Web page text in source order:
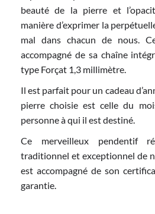
beauté de la pierre et
manière d’exprimer la
mal dans chacun de nous.
accompagné de sa chaîne
type Forçat 1,3 millimètre.
Il est parfait pour un cadeau
pierre choisie est celle du
personne à qui il est destiné.
Ce merveilleux pendentif
traditionnel et exceptionnel de
est accompagné de son
garantie.